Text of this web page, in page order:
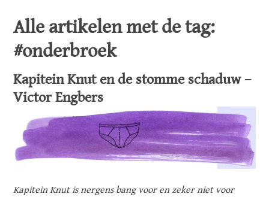
Alle artikelen met de tag:
#onderbroek
Kapitein Knut en de stomme schaduw –
Victor Engbers
Kapitein Knut is nergens bang voor en zeker niet voor